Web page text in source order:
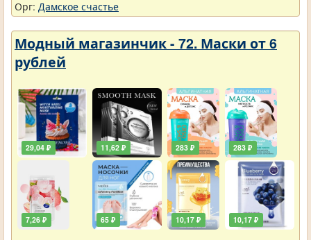
Орг: Дамское счастье
Модный магазинчик - 72. Маски от 6
рублей
29,04 ₽
7,26 ₽
11,62 ₽
65 ₽
283 ₽
10,17 ₽
283 ₽
10,17 ₽